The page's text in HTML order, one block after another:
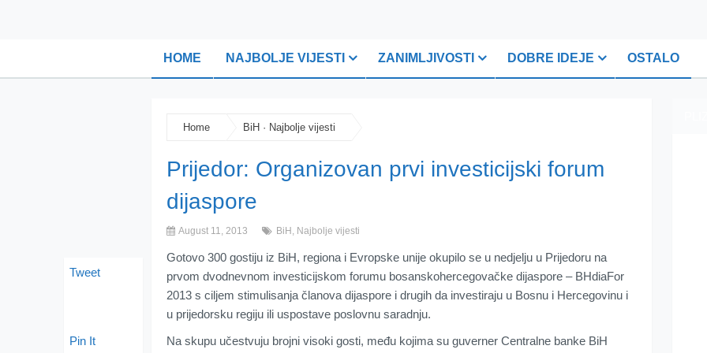
HOME NAJBOLJE VIJESTI ZANIMLJIVOSTI DOBRE IDEJE OSTALO
Home BiH · Najbolje vijesti
Prijedor: Organizovan prvi investicijski forum
dijaspore
August 11, 2013 BiH , Najbolje vijesti
Gotovo 300 gostiju iz BiH, regiona i Evropske unije okupilo se u nedjelju u Prijedoru na
prvom dvodnevnom investicijskom forumu bosanskohercegovačke dijaspore – BHdiaFor
2013 s ciljem stimulisanja članova dijaspore i drugih da investiraju u Bosnu i Hercegovinu i
u prijedorsku regiju ili uspostave poslovnu saradnju.
Na skupu učestvuju brojni visoki gosti, među kojima su guverner Centralne banke BiH
Tweet
Pin It